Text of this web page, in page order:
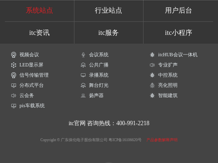
系统站点 行业站点 用户后台
itc资讯 itc服务 itc小程序
视频会议 会议系统
itcHUB会议一体机
LED显示屏
公共广播
专业扩声
信号传输管理
录播系统
中控系统
分布式平台
舞台灯光
亮化照明
云会务
扬声器
智能建筑
pis车载系统
itc官网 咨询热线：400-991-2218
Copyright © 广东保伦电子股份有限公司 粤ICP备16106620号 产品参数解释声明